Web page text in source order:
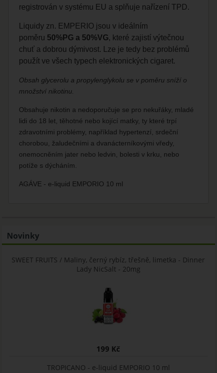
registrován v systému EU a splňuje nařízení TPD.
Liquidy zn. EMPERIO jsou v ideálním
poměru 50%PG a 50%VG, které zajistí výtečnou
chuť a dobrou dýmivost. Lze je tedy bez problémů
použít ve všech typech elektronických cigaret.
Obsah glycerolu a propylenglykolu se v poměru sníží o
množství nikotinu.
Obsahuje nikotin a nedoporučuje se pro nekuřáky, mladé
lidi do 18 let, těhotné nebo kojící matky, ty které trpí
zdravotními problémy, například hypertenzí, srdeční
chorobou, žaludečními a dvanácterníkovými vředy,
onemocněním jater nebo ledvin, bolesti v krku, nebo
potíže s dýcháním.
AGÁVE - e-liquid EMPORIO 10 ml
Novinky
SWEET FRUITS / Maliny, černý rybíz, třešně, limetka - Dinner
Lady NicSalt - 20mg
199 Kč
TROPICANO - e-liquid EMPORIO 10 ml